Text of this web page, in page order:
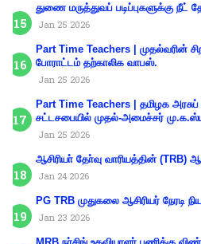
துணை மருத்துவப் படிப்புகளுக்கு
Jan 25 2026
Part Time Teachers | முதல்வரின்
போராட்டம் தற்காலிக வாபஸ்.
Jan 25 2026
Part Time Teachers | தமிழக அரசுப்
சட்டசபையில் முதல்-அமைச்சர்
Jan 25 2026
ஆசிரியா் தோ்வு வாரியத்தின்
Jan 24 2026
PG TRB முதுகலை ஆசிரியர் நேரடி
Jan 23 2026
MRB நர்சிங் உதவியாளர் பணிக்கு